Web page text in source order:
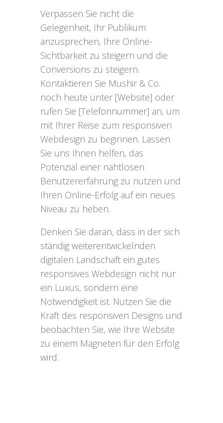
Verpassen Sie nicht die
Gelegenheit, Ihr Publikum
anzusprechen, Ihre Online-
Sichtbarkeit zu steigern und die
Conversions zu steigern.
Kontaktieren Sie Mushir & Co.
noch heute unter [Website] oder
rufen Sie [Telefonnummer] an, um
mit Ihrer Reise zum responsiven
Webdesign zu beginnen. Lassen
Sie uns Ihnen helfen, das
Potenzial einer nahtlosen
Benutzererfahrung zu nutzen und
Ihren Online-Erfolg auf ein neues
Niveau zu heben.
Denken Sie daran, dass in der sich
ständig weiterentwickelnden
digitalen Landschaft ein gutes
responsives Webdesign nicht nur
ein Luxus, sondern eine
Notwendigkeit ist. Nutzen Sie die
Kraft des responsiven Designs und
beobachten Sie, wie Ihre Website
zu einem Magneten für den Erfolg
wird.